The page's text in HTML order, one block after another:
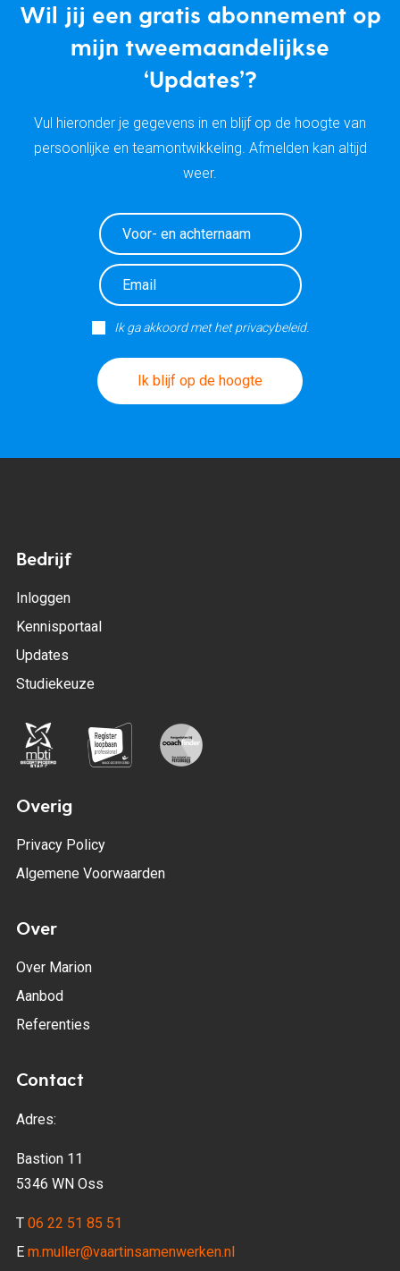
Wil jij een gratis abonnement op
mijn tweemaandelijkse
‘Updates’?
Vul hieronder je gegevens in en blijf op de hoogte van
persoonlijke en teamontwikkeling. Afmelden kan altijd
weer.
Ik ga akkoord met het privacybeleid.
Ik blijf op de hoogte
Bedrijf
Inloggen
Kennisportaal
Updates
Studiekeuze
Overig
Privacy Policy
Algemene Voorwaarden
Over
Over Marion
Aanbod
Referenties
Contact
Adres:
Bastion 11
5346 WN Oss
T 06 22 51 85 51
E m.muller@vaartinsamenwerken.nl